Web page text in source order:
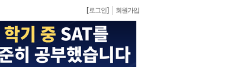
[로그인] 회원가입